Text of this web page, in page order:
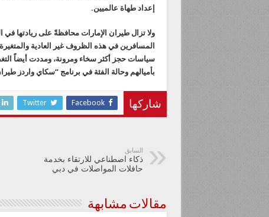
إعداد طهاة عالميين.
ولا تزال طيران الإمارات محافظةً على ريادتها
المسافرين في هذه الظروف غير العادية
سياسات حجز أكثر سخاء ومرونة، ومددت أيضاً
بأميالهم وحالة الفئة في برنامج “سكاي واردز
شاركها Facebook
Twitter
السابق
ذكاء اصطناعي للارتقاء بخدمة
حافلات المواصلات في دبي
مقالات مشابهة